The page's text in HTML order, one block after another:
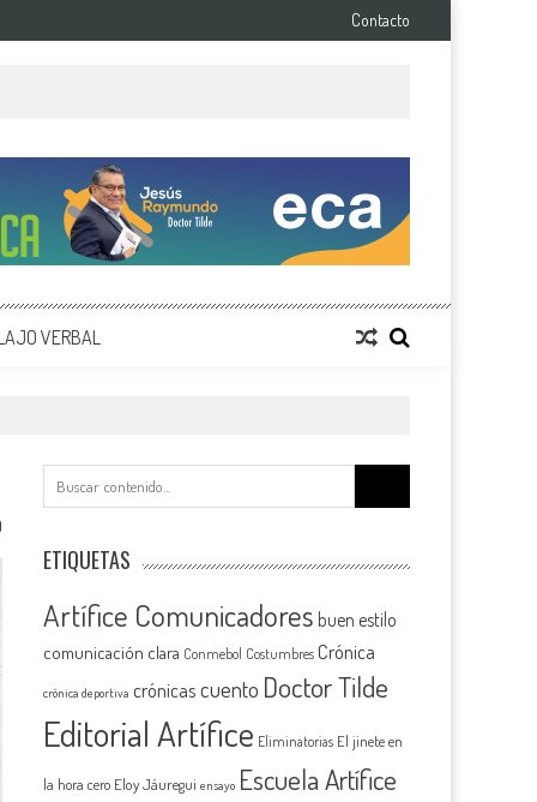
Contacto
VERBAL
ETIQUETAS
Artífice Comunicadores buen estilo
comunicación clara Conmebol Costumbres Crónica
crónica deportiva crónicas cuento Doctor Tilde
Editorial Artífice Eliminatorias El jinete en
la hora cero Eloy Jáuregui ensayo Escuela Artífice